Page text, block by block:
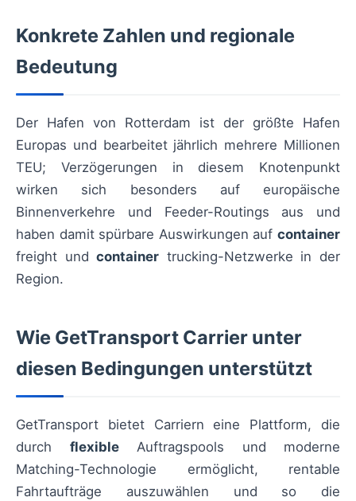
Konkrete Zahlen und regionale
Bedeutung
Der Hafen von Rotterdam ist der größte Hafen
Europas und bearbeitet jährlich mehrere Millionen
TEU; Verzögerungen in diesem Knotenpunkt
wirken sich besonders auf europäische
Binnenverkehre und Feeder-Routings aus und
haben damit spürbare Auswirkungen auf container
freight undcontainer trucking-Netzwerke in der
Region.
Wie GetTransport Carrier unter
diesen Bedingungen unterstützt
GetTransport bietet Carriern eine Plattform, die
durch flexibleAuftragspools und moderne
Matching-Technologie ermöglicht, rentable
Fahrtaufträge auszuwählen und so die